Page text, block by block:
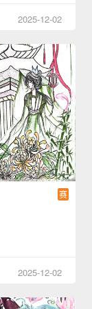
2025-12-02
赛
2025-12-02